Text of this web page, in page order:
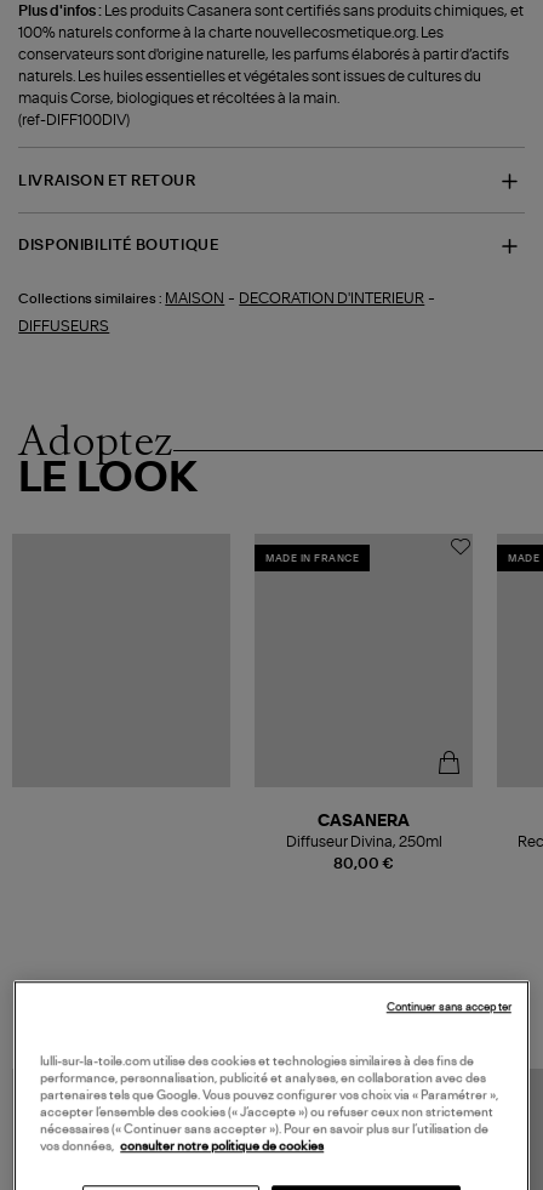
Plus d'infos :
Les produits Casanera sont certifiés sans produits chimiques, et
100% naturels conforme à la charte nouvellecosmetique.org. Les
conservateurs sont d'origine naturelle, les parfums élaborés à partir d’actifs
naturels. Les huiles essentielles et végétales sont issues de cultures du
maquis Corse, biologiques et récoltées à la main.
(ref-DIFF100DIV)
LIVRAISON ET RETOUR
DISPONIBILITÉ BOUTIQUE
Collections similaires : MAISON - DECORATION D'INTERIEUR -
DIFFUSEURS
Adoptez
LE LOOK
MADE IN FRANCE
80,00 €
CASANERA
Diffuseur Divina, 250ml
MADE
lulli-sur-la-toile.com utilise des cookies et technologies similaires à des fins de
performance, personnalisation, publicité et analyses, en collaboration avec des
partenaires tels que Google. Vous pouvez configurer vos choix via « Paramétrer »,
accepter l’ensemble des cookies (« J’accepte ») ou refuser ceux non strictement
nécessaires (« Continuer sans accepter »). Pour en savoir plus sur l’utilisation de
vos données,
consulter notre politique de cookies
Continuer sans accepter